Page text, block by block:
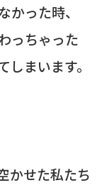
った時、
っちゃった
まいます。
かせた私たち